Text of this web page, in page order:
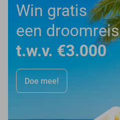
Win gratis
een droomreis
t.w.v. €3.000
Doe mee!